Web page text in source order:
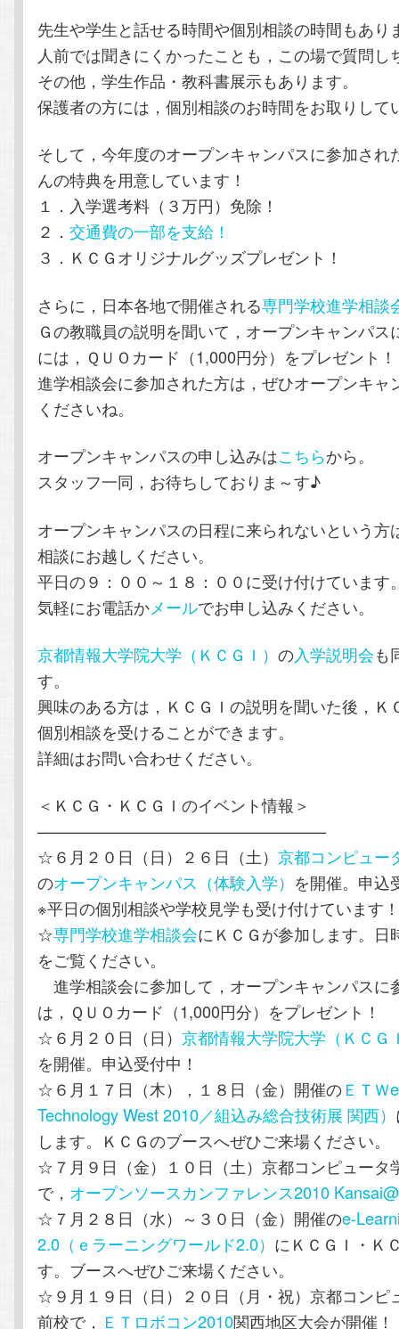
先生や学生と話せる時間や個別相談の時間もあり
人前では聞きにくかったことも，この場で質問し
その他，学生作品・教科書展示もあります。
保護者の方には，個別相談のお時間をお取りして
そして，今年度のオープンキャンパスに参加され
んの特典を用意しています！
１．入学選考料（３万円）免除！
２．交通費の一部を支給！
３．ＫＣＧオリジナルグッズプレゼント！
さらに，日本各地で開催される専門学校進学相談
Ｇの教職員の説明を聞いて，オープンキャンパス
には，ＱＵＯカード（1,000円分）をプレゼント！
進学相談会に参加された方は，ぜひオープンキャ
くださいね。
オープンキャンパスの申し込みはこちらから。
スタッフ一同，お待ちしておりま～す♪
オープンキャンパスの日程に来られないという方
相談にお越しください。
平日の９：００～１８：００に受け付けています
気軽にお電話かメールでお申し込みください。
京都情報大学院大学（ＫＣＧＩ）の入学説明会も
す。
興味のある方は，ＫＣＧＩの説明を聞いた後，Ｋ
個別相談を受けることができます。
詳細はお問い合わせください。
＜ＫＣＧ・ＫＣＧＩのイベント情報＞
——————————————————
☆６月２０日（日）２６日（土）京都コンピュー
のオープンキャンパス（体験入学） を開催。申込
※平日の個別相談や学校見学も受け付けています
☆専門学校進学相談会にＫＣＧが参加します。日
をご覧ください。
進学相談会に参加して，オープンキャンパスに
は，ＱＵＯカード（1,000円分）をプレゼント！
☆６月２０日（日）京都情報大学院大学（ＫＣＧ
を開催。申込受付中！
☆６月１７日（木），１８日（金）開催のＥＴＷ
Technology West 2010／組込み総合技術展 関西）
します。ＫＣＧのブースへぜひご来場ください。
☆７月９日（金）１０日（土）京都コンピュータ
で， オープンソースカンファレンス2010
☆７月２８日（水）～３０日（金）開催のe-
2.0（ｅラーニングワールド2.0） にＫＣＧＩ・Ｋ
す。ブースへぜひご来場ください。
☆９月１９日（日）２０日（月・祝）京都コンピ
前校で， ＥＴロボコン2010関西地区大会が開催！